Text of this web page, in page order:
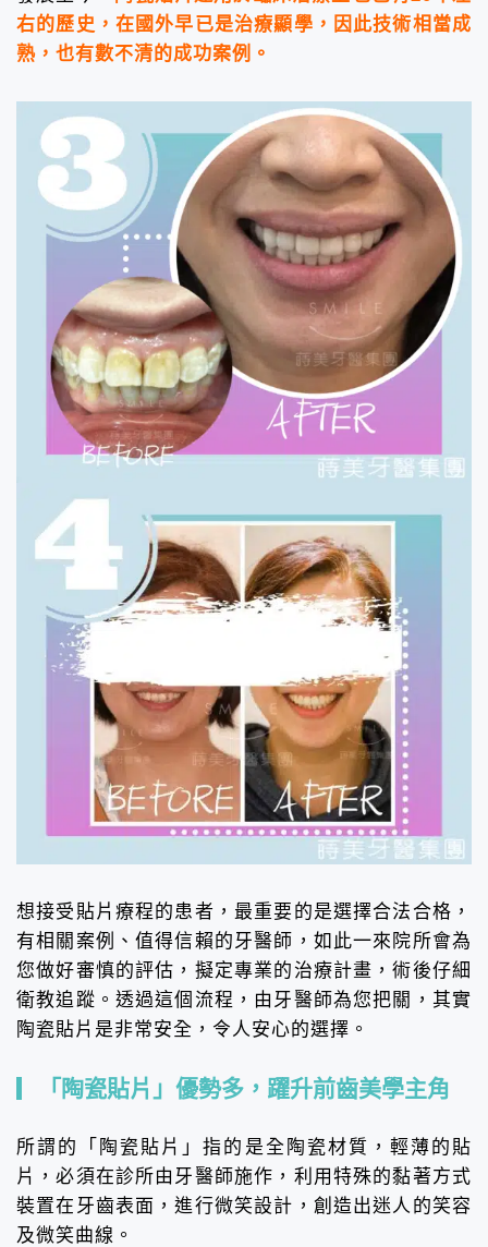
右的歷史，在國外早已是治療顯學，因此技術相當成
熟，也有數不清的成功案例。
想接受貼片療程的患者，最重要的是選擇合法合格，
有相關案例、值得信賴的牙醫師，如此一來院所會為
您做好審慎的評估，擬定專業的治療計畫，術後仔細
衛教追蹤。透過這個流程，由牙醫師為您把關，其實
陶瓷貼片是非常安全，令人安心的選擇。
「陶瓷貼片」優勢多，躍升前齒美學主角
所謂的「陶瓷貼片」指的是全陶瓷材質，輕薄的貼
片，必須在診所由牙醫師施作，利用特殊的黏著方式
裝置在牙齒表面，進行微笑設計，創造出迷人的笑容
及微笑曲線。